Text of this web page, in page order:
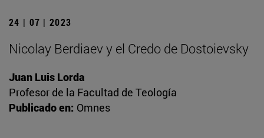
24 | 07 | 2023
Nicolay Berdiaev y el Credo de Dostoievsky
Juan Luis Lorda
Profesor de la Facultad de Teología
Publicado en: Omnes